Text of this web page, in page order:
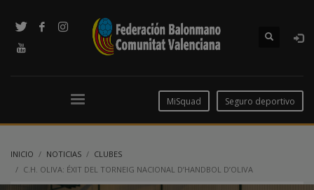
MiSquad Seguro deportivo
INICIO NOTICIAS
CLUBES
C.H. OLIVA: ÉXIT DEL TORNEIG NACIONAL D’HANDBOL D’OLIVA